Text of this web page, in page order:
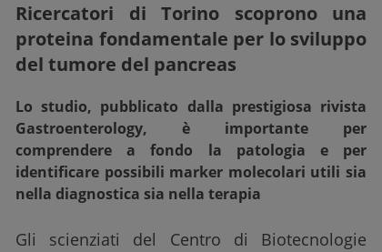
Ricercatori di Torino scoprono una
proteina fondamentale per lo sviluppo
del tumore del pancreas
Lo studio, pubblicato dalla prestigiosa rivista
Gastroenterology, è importante per
comprendere a fondo la patologia e per
identificare possibili marker molecolari utili sia
nella diagnostica sia nella terapia
Gli scienziati del Centro di Biotecnologie